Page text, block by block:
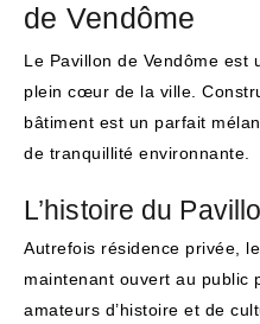
de Vendôme
Le Pavillon de Vendôme est
plein cœur de la ville.
bâtiment est un parfait
de tranquillité environnante.
L’histoire du
Autrefois résidence privée,
maintenant ouvert au public
amateurs d’histoire et de